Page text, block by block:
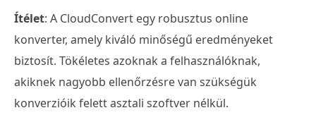
Ítélet: A CloudConvert egy robusztus online
konverter, amely kiváló minőségű eredményeket
biztosít. Tökéletes azoknak a felhasználóknak,
akiknek nagyobb ellenőrzésre van szükségük
konverzióik felett asztali szoftver nélkül.